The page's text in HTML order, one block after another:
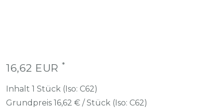
16,62 EUR *
Inhalt 1 Stück (Iso: C62)
Grundpreis 16,62 € / Stück (Iso: C62)